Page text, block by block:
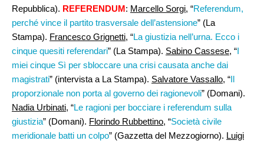
Repubblica). REFERENDUM: Marcello Sorgi, “Referendum,
perché vince il partito trasversale dell’astensione” (La
Stampa). Francesco Grignetti, “La giustizia nell’urna. Ecco i
cinque quesiti referendari” (La Stampa). Sabino Cassese, “I
miei cinque Sì per sbloccare una crisi causata anche dai
magistrati” (intervista a La Stampa). Salvatore Vassallo, “Il
proporzionale non porta al governo dei ragionevoli” (Domani).
Nadia Urbinati, “Le ragioni per bocciare i referendum sulla
giustizia” (Domani). Florindo Rubbettino, “Società civile
meridionale batti un colpo” (Gazzetta del Mezzogiorno). Luigi